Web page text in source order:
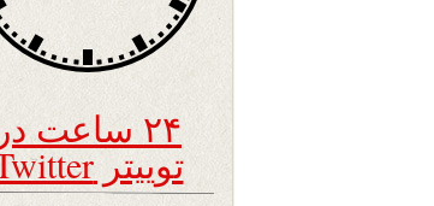
۲۴ ساعت در
توییتر Twitter